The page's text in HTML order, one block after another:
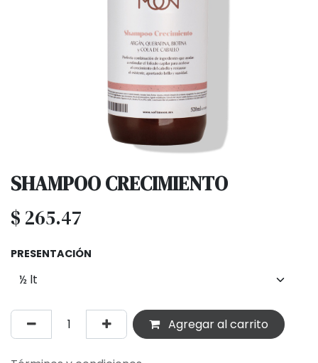
SHAMPOO CRECIMIENTO
$ 265.47
PRESENTACIÓN
Agregar al carrito